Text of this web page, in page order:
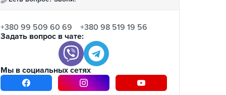
+380 99 509 60 69
+380 98 519 19 56
Задать вопрос в чате:
Мы в социальных сетях